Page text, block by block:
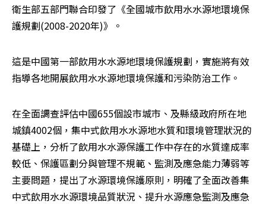
衛生部五部門聯合印發了《全國城市飲用水水源地環境保
護規劃(2008-2020年)》。
這是中國第一部飲用水水源地環境保護規劃，實施將有效
指導各地開展飲用水水源地環境保護和污染防治工作。
在全面調查評估中國655個設市城市、及縣級政府所在地
城鎮4002個，集中式飲用水水源地水質和環境管理狀況的
基礎上，分析了飲用水水源保護工作中存在的水質達成率
較低、保護區劃分與管理不規範、監測及應急能力薄弱等
主要問題，提出了水源環境保護原則，明確了全面改善集
中式飲用水水源環境品質狀況、提升水源應急監測及應急